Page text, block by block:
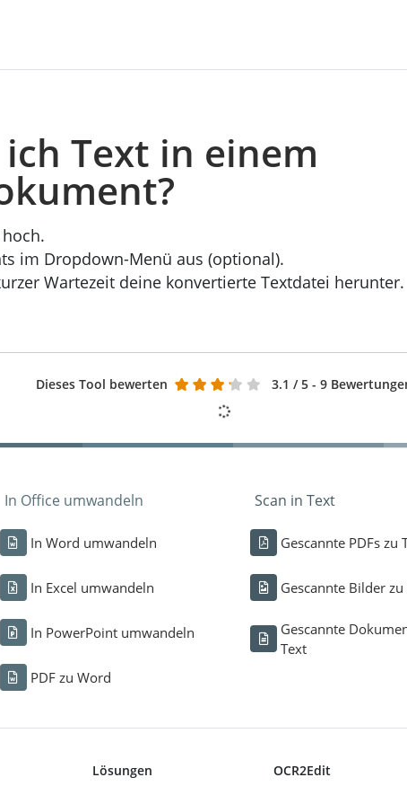
Text in einem
im Dropdown-Menü aus (optional).
Wartezeit deine konvertierte Textdatei herunter.
Dieses Tool bewerten 3.1 / 5 - 9
In Office umwandeln
In Word umwandeln
In Excel umwandeln
In PowerPoint umwandeln
PDF zu Word
Scan in Text
Gescannte PDFs zu
Gescannte Bilder zu
Gescannte
Text
Lösungen OCR2Edit